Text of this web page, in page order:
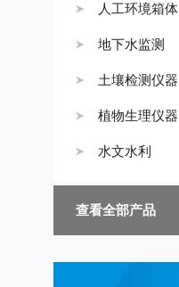
人工环境箱体
地下水监测
土壤检测仪器
植物生理仪器
水文水利
查看全部产品